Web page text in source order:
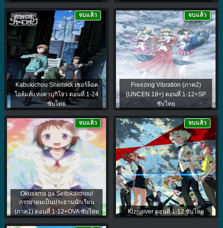
Kabukichou Sherlock เชอร์ล็อค
โฮล์มส์แห่งคาบุกิโจว ตอนที่ 1-24
ซับไทย
จบแล้ว
Freezing Vibration (ภาค2)
(UNCEN 18+) ตอนที่ 1-12+SP
ซับไทย
จบแล้ว
Okusama ga Seitokaichou!
ภรรยาผมเป็นประธานนักเรียน
(ภาค1) ตอนที่ 1-12+OVA ซับไทย
จบแล้ว
Kiznaiver ตอนที่ 1-12 ซับไทย
จบแล้ว